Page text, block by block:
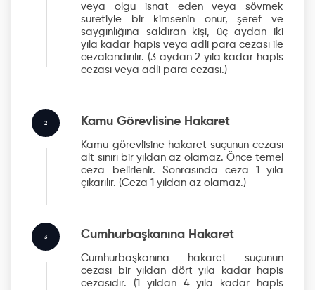
veya olgu isnat eden veya sövmek
suretiyle bir kimsenin onur, şeref ve
saygınlığına saldıran kişi, üç aydan iki
yıla kadar hapis veya adli para cezası ile
cezalandırılır. (3 aydan 2 yıla kadar hapis
cezası veya adli para cezası.)
2 Kamu Görevlisine Hakaret
Kamu görevlisine hakaret suçunun cezası
alt sınırı bir yıldan az olamaz. Önce temel
ceza belirlenir. Sonrasında ceza 1 yıla
çıkarılır. (Ceza 1 yıldan az olamaz.)
3 Cumhurbaşkanına Hakaret
Cumhurbaşkanına hakaret suçunun
cezası bir yıldan dört yıla kadar hapis
cezasıdır. (1 yıldan 4 yıla kadar hapis